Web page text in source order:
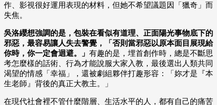
作、影視很好運用表現的材料，但她不希望議題因「獵奇」而
失焦。
吳洛纓想強調的是，包裝在看似有道理、正面陽光事物底下的
邪惡，最容易讓人失去警覺，「否則當邪惡以原本面目展現給
你時，你一定會迴避。」 有趣的是，埋首創作時，總是不斷思
考怎麼樣的話術、行為才能說服大家入教，最後選出人類共同
渴望的情感「幸福」，還被劇組夥伴打趣形容：「妳才是『本
生老師』背後的真正大教主。」
在現代社會裡不管什麼階層、生活水平的人，都有自己的痛苦